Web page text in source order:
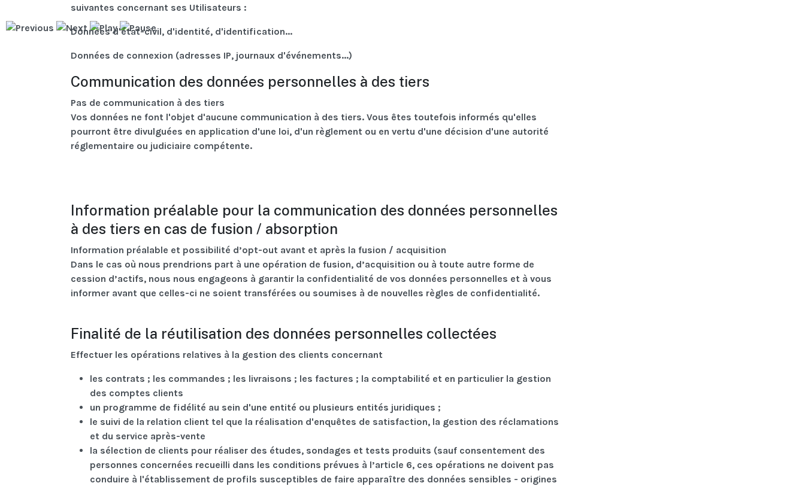
suivantes concernant ses Utilisateurs :
Données d'état-civil, d'identité, d'identification...
Données de connexion (adresses IP, journaux d'événements...)
Communication des données personnelles à des tiers
Pas de communication à des tiers
Vos données ne font l'objet d'aucune communication à des tiers. Vous êtes toutefois informés qu'elles
pourront être divulguées en application d'une loi, d'un règlement ou en vertu d'une décision d'une autorité
réglementaire ou judiciaire compétente.
Information préalable pour la communication des données personnelles
à des tiers en cas de fusion / absorption
Information préalable et possibilité d’opt-out avant et après la fusion / acquisition
Dans le cas où nous prendrions part à une opération de fusion, d’acquisition ou à toute autre forme de
cession d’actifs, nous nous engageons à garantir la confidentialité de vos données personnelles et à vous
informer avant que celles-ci ne soient transférées ou soumises à de nouvelles règles de confidentialité.
Finalité de la réutilisation des données personnelles collectées
Effectuer les opérations relatives à la gestion des clients concernant
les contrats ; les commandes ; les livraisons ; les factures ; la comptabilité et en particulier la gestion
des comptes clients
un programme de fidélité au sein d'une entité ou plusieurs entités juridiques ;
le suivi de la relation client tel que la réalisation d'enquêtes de satisfaction, la gestion des réclamations
et du service après-vente
la sélection de clients pour réaliser des études, sondages et tests produits (sauf consentement des
personnes concernées recueilli dans les conditions prévues à l’article 6, ces opérations ne doivent pas
conduire à l'établissement de profils susceptibles de faire apparaître des données sensibles - origines